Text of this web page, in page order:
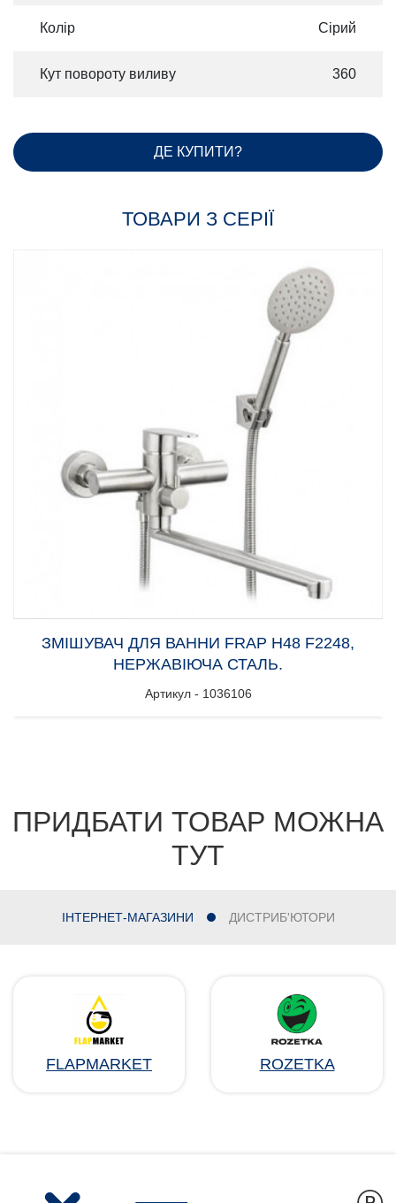
Колір Сірий
Кут повороту виливу 360
ДЕ КУПИТИ?
ТОВАРИ З СЕРІЇ
ЗМІШУВАЧ ДЛЯ ВАННИ FRAP H48 F2248,
НЕРЖАВІЮЧА СТАЛЬ.
Артикул - 1036106
ПРИДБАТИ ТОВАР МОЖНА
ТУТ
ІНТЕРНЕТ-МАГАЗИНИ ДИСТРИБ'ЮТОРИ
FLAPMARKET ROZETKA